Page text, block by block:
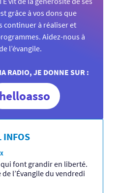
grâce à vos dons que
continuer à réaliser et
Aidez-nous à
l’évangile.
RADIO, JE DONNE SUR :
helloasso
INFOS
qui font grandir en liberté.
l’Évangile du vendredi